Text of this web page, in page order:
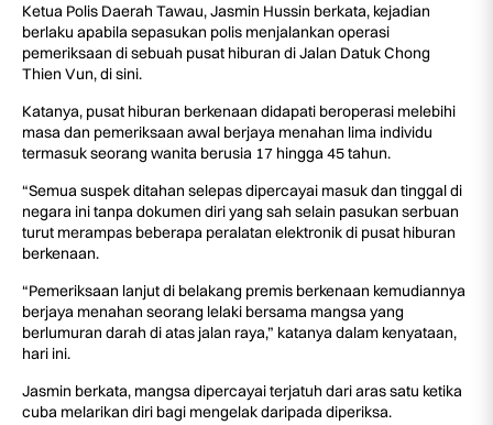
Ketua Polis Daerah Tawau, Jasmin Hussin berkata, kejadian
berlaku apabila sepasukan polis menjalankan operasi
pemeriksaan di sebuah pusat hiburan di Jalan Datuk Chong
Thien Vun, di sini.
Katanya, pusat hiburan berkenaan didapati beroperasi melebihi
masa dan pemeriksaan awal berjaya menahan lima individu
termasuk seorang wanita berusia 17 hingga 45 tahun.
“Semua suspek ditahan selepas dipercayai masuk dan tinggal di
negara ini tanpa dokumen diri yang sah selain pasukan serbuan
turut merampas beberapa peralatan elektronik di pusat hiburan
berkenaan.
“Pemeriksaan lanjut di belakang premis berkenaan kemudiannya
berjaya menahan seorang lelaki bersama mangsa yang
berlumuran darah di atas jalan raya,” katanya dalam kenyataan,
hari ini.
Jasmin berkata, mangsa dipercayai terjatuh dari aras satu ketika
cuba melarikan diri bagi mengelak daripada diperiksa.